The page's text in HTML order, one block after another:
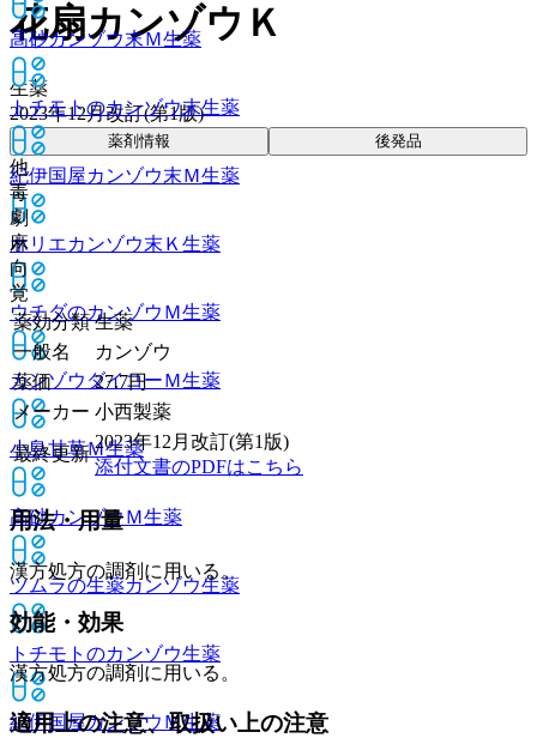
高砂カンゾウ末Ｍ生薬
トチモトのカンゾウ末生薬
紀伊国屋カンゾウ末Ｍ生薬
ホリエカンゾウ末Ｋ 生薬
ウチダのカンゾウＭ生薬
カンゾウダイコーＭ生薬
小島甘草Ｍ生薬
高砂カンゾウＭ生薬
ツムラの生薬カンゾウ生薬
トチモトのカンゾウ生薬
紀伊国屋カンゾウＭ生薬
花扇カンゾウＫ
生薬
2023年12月改訂(第1版)
薬剤情報 後発品
他
毒
劇
麻
向
覚
薬効分類 生薬
一般名
カンゾウ
薬価
27.7円
メーカー 小西製薬
最終更新
2023年12月改訂(第1版)
添付文書のPDFはこちら
用法・用量
漢方処方の調剤に用いる。
効能・効果
漢方処方の調剤に用いる。
適用上の注意、取扱い上の注意